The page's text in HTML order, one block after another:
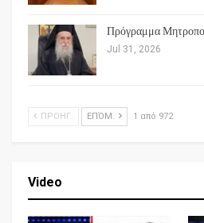
Πρόγραμμα
Jul 31, 2026
ΠΡΟΗΓ. ΕΠΌΜ. 1 από 972
Video